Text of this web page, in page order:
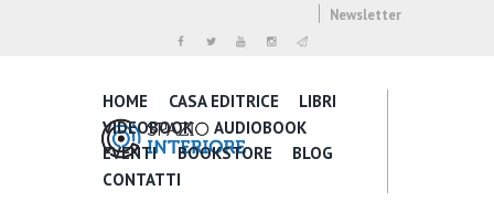
Newsletter
HOME CASA EDITRICE
LIBRI
VIDEOBOOK
AUDIOBOOK
EVENTI
BOOKSTORE
BLOG
CONTATTI